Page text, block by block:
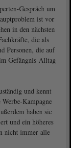
Gespräch um
ist vor
in den nächsten
die als
Personen, die auf
Gefängnis-Alltag
und kennt
Kampagne
haben sie
und ein höheres
nicht immer alle